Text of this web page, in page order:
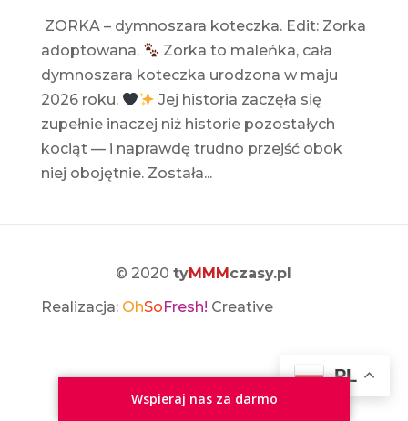
ZORKA – dymnoszara koteczka. Edit: Zorka
adoptowana.
Zorka to maleńka, cała
dymnoszara koteczka urodzona w maju
2026 roku.
Jej historia zaczęła się
zupełnie inaczej niż historie pozostałych
kociąt — i naprawdę trudno przejść obok
niej obojętnie. Została...
© 2020tyMMM czasy.pl
Realizacja: OhSo Fresh! Creative
PL
Wspieraj nas za darmo